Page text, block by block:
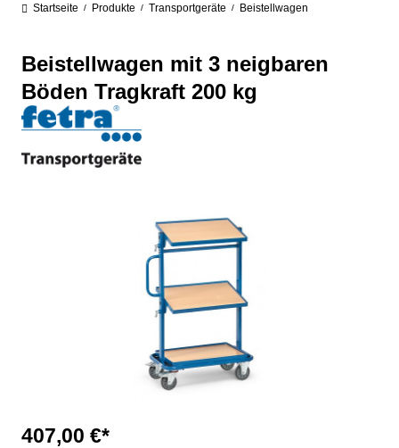
Startseite / Produkte / Transportgeräte / Beistellwagen
Beistellwagen mit 3 neigbaren
Böden Tragkraft 200 kg
407,00 €*